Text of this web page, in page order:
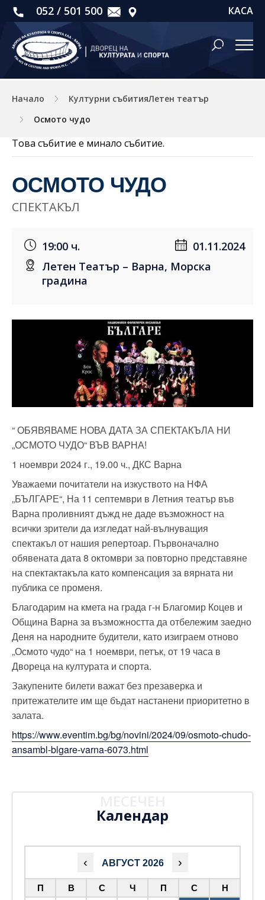
052 / 501 500 КАСА
Начало
Културни събитияЛетен театър
Осмото чудо
Това събитие е минало събитие.
ОСМОТО ЧУДО
СПЕКТАКЪЛ
19:00 ч.
01.11.2024
Летен Театър – Варна, Морска
градина
“ ОБЯВЯВАМЕ НОВА ДАТА ЗА СПЕКТАКЪЛА НИ
„ОСМОТО ЧУДО“ ВЪВ ВАРНА!
1 ноември 2024 г., 19.00 ч., ДКС Варна
Уважаеми почитатели на изкуството на НФА
„БЪЛГАРЕ“, На 11 септември в Летния театър във
Варна проливният дъжд не даде възможност на
всички зрители да изгледат най-вълнуващия
спектакъл от нашия репертоар. Първоначално
обявената дата 8 октомври за повторно представяне
на спектактакъла като компенсация за вярната ни
публика се променя.
Благодарим на кмета на града г-н Благомир Коцев и
Община Варна за възможността да отбележим заедно
Деня на народните будители, като изиграем отново
„Осмото чудо“ на 1 ноември, петък, от 19 часа в
Двореца на културата и спорта.
Закупените билети важат без презаверка и
притежателите им ще бъдат настанени приоритетно в
залата.
https://www.eventim.bg/bg/novini/2024/09/osmoto-chudo-
ansambl-blgare-varna-6073.html
Календар
‹ АВГУСТ 2026 ›
П В С Ч П С
Н